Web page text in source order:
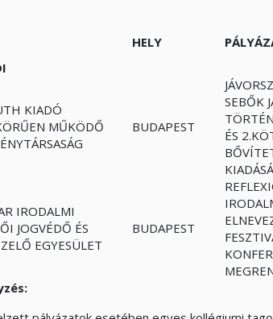
HELY
KIADÓ
MŰKÖDŐ
BUDAPEST
SEBŐK
ÉS
IRODALMI
JOGVÉDŐ ÉS
EGYESÜLET
BUDAPEST